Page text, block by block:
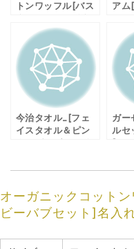
トンワッフル[バス
オルセット]名入れ
刺繍
アム
イ
入
今治タオル_[フェ
イスタオル＆ピン
れ刺繍]箱入りギフ
ガー
ルセ
ギフ
オーガニックコット
ビーバブセット]名入